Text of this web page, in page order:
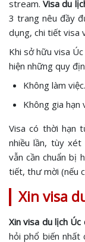
stream.Visa du
3 trang nêu đầy
dụng, chi tiết visa
Khi sở hữu visa
hiện những quy
Không làm việc.
Không gia hạn
Visa có thời hạn
nhiều lần, tùy xét
vẫn cần chuẩn bị
tiết, thư mời (nếu
Xin visa
Xin visa du lịch Úc
hỏi phổ biến nhất